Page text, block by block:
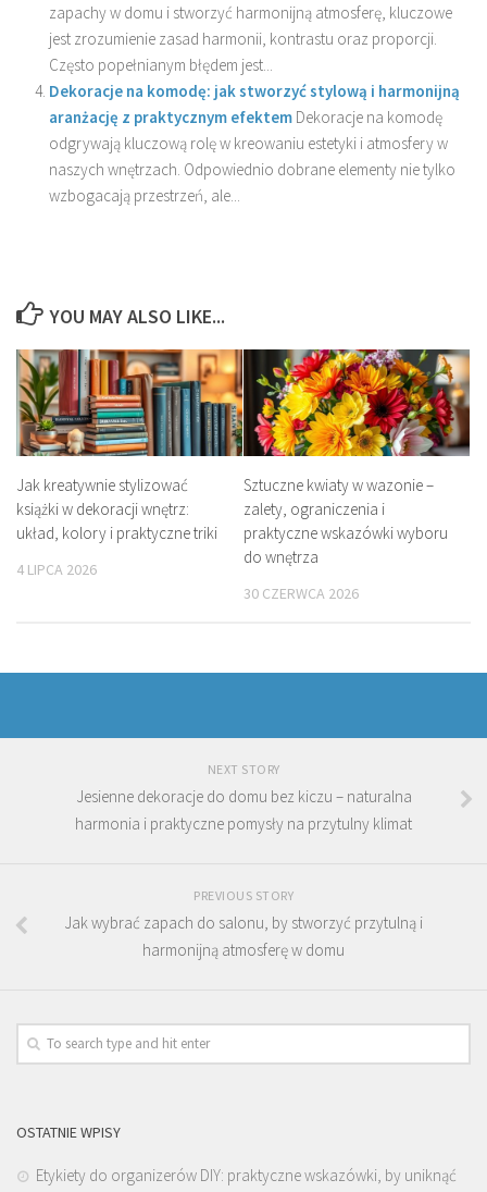
zapachy w domu i stworzyć harmonijną atmosferę, kluczowe
jest zrozumienie zasad harmonii, kontrastu oraz proporcji.
Często popełnianym błędem jest...
Dekoracje na komodę: jak stworzyć stylową i harmonijną
aranżację z praktycznym efektem Dekoracje na komodę
odgrywają kluczową rolę w kreowaniu estetyki i atmosfery w
naszych wnętrzach. Odpowiednio dobrane elementy nie tylko
wzbogacają przestrzeń, ale...
YOU MAY ALSO LIKE...
Jak kreatywnie stylizować
książki w dekoracji wnętrz:
układ, kolory i praktyczne triki
4 LIPCA 2026
Sztuczne kwiaty w wazonie –
zalety, ograniczenia i
praktyczne wskazówki wyboru
do wnętrza
30 CZERWCA 2026
NEXT STORY
Jesienne dekoracje do domu bez kiczu – naturalna
harmonia i praktyczne pomysły na przytulny klimat
PREVIOUS STORY
Jak wybrać zapach do salonu, by stworzyć przytulną i
harmonijną atmosferę w domu
OSTATNIE WPISY
Etykiety do organizerów DIY: praktyczne wskazówki, by uniknąć